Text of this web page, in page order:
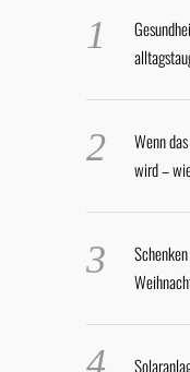
Wenn
wird –